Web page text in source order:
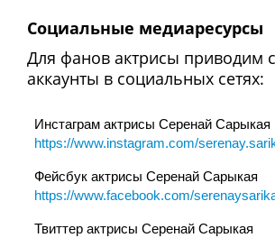
Социальные медиаресурсы
Для фанов актрисы приводим
аккаунты в социальных сетях:
Инстаграм актрисы Серенай Сарыкая
https://www.instagram.com/
Фейсбук актрисы Серенай Сарыкая
https://www.facebook.com/
Твиттер актрисы Серенай Сарыкая